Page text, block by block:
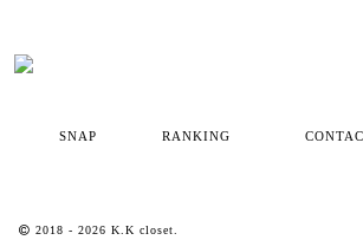
SNAP RANKING
2018 - 2026 K.K closet.